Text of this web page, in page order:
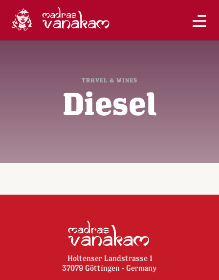
TRAVEL & WINES
Diesel
Holtenser Landstrasse 1
37079 Göttingen - Germany